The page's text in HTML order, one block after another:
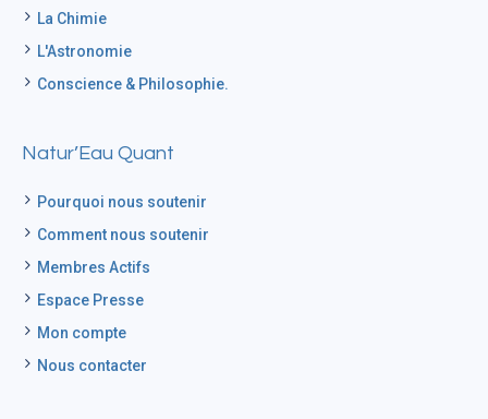
La Chimie
L'Astronomie
Conscience & Philosophie.
Natur’Eau Quant
Pourquoi nous soutenir
Comment nous soutenir
Membres Actifs
Espace Presse
Mon compte
Nous contacter